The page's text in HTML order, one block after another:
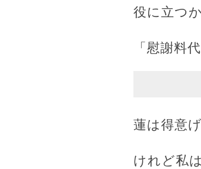
役に立つ
「慰謝料
蓮は得意
けれど私